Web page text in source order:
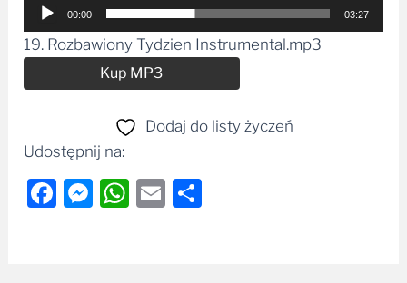
Odtwarzacz
plików
dźwiękowych
00:00 03:27
19. Rozbawiony Tydzien Instrumental.mp3
Kup MP3
Dodaj do listy życzeń
Udostępnij na:
Facebook
Messenger
WhatsApp
Email